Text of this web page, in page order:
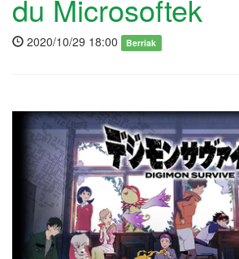
du Microsoftek
2020/10/29 18:00 Berriak